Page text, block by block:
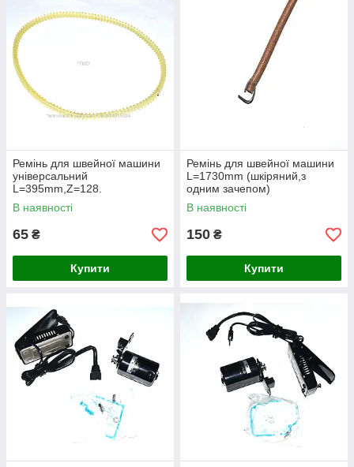
Ремінь для швейної машини
універсальний
L=395mm,Z=128.
В наявності
65 ₴
Купити
Ремінь для швейної машини
L=1730mm (шкіряний,з
одним зачепом)
В наявності
150 ₴
Купити